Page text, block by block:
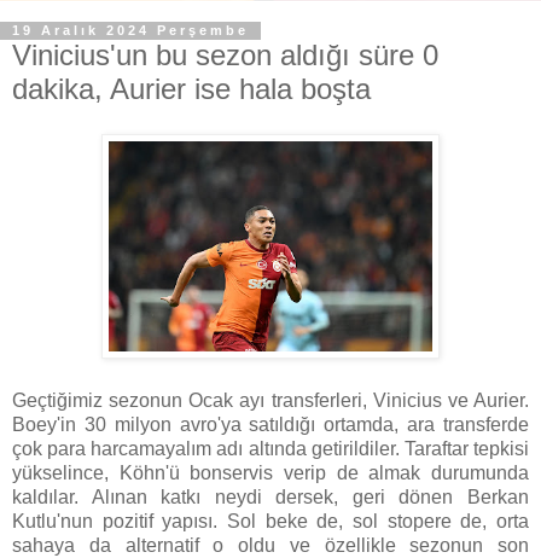
19 Aralık 2024 Perşembe
Vinicius'un bu sezon aldığı süre 0
dakika, Aurier ise hala boşta
Geçtiğimiz sezonun Ocak ayı transferleri, Vinicius ve Aurier.
Boey'in 30 milyon avro'ya satıldığı ortamda, ara transferde
çok para harcamayalım adı altında getirildiler. Taraftar tepkisi
yükselince, Köhn'ü bonservis verip de almak durumunda
kaldılar. Alınan katkı neydi dersek, geri dönen Berkan
Kutlu'nun pozitif yapısı. Sol beke de, sol stopere de, orta
sahaya da alternatif o oldu ve özellikle sezonun son